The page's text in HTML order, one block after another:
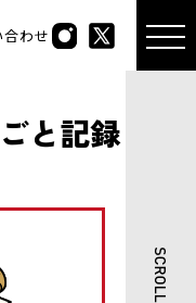
わせ
と記録